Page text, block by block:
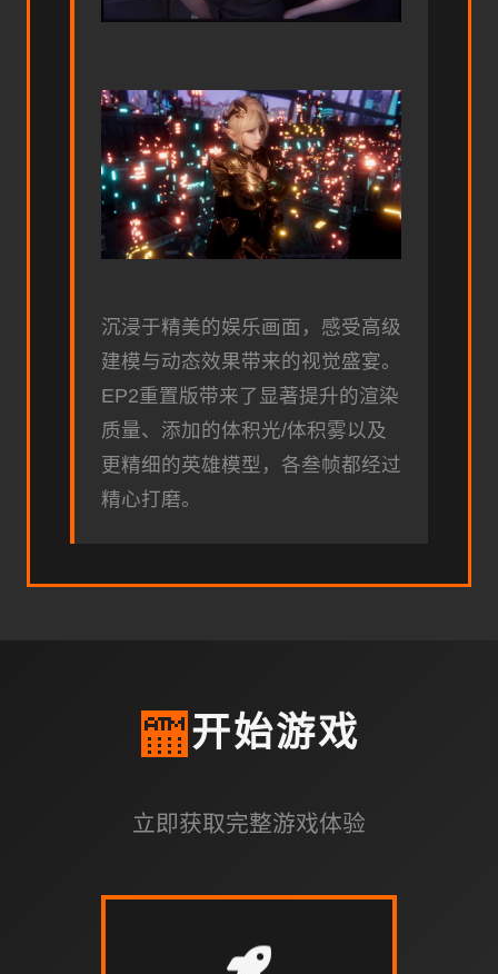
沉浸于精美的娱乐画面，感受高级
建模与动态效果带来的视觉盛宴。
EP2重置版带来了显著提升的渲染
质量、添加的体积光/体积雾以及
更精细的英雄模型，各叁帧都经过
精心打磨。
🏧开始游戏
立即获取完整游戏体验